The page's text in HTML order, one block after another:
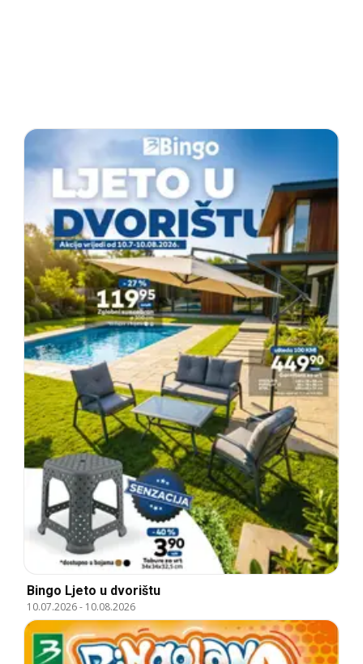
Bingo Ljeto u dvorištu
10.07.2026- 10.08.2026